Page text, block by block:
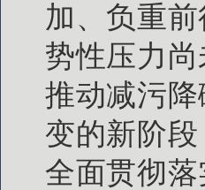
加、负重
势性压力
推动减污
变的新阶
全面贯彻